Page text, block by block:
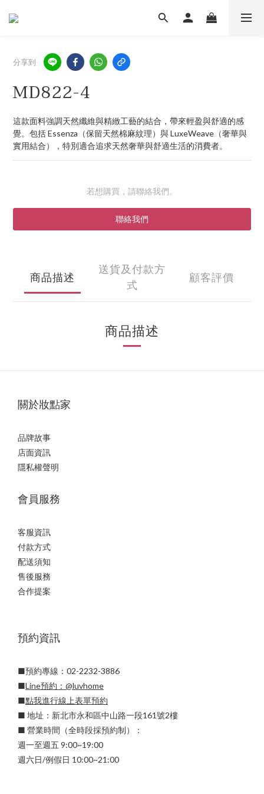
分享到
MD822-4
這款面料強調天然纖維與精緻工藝的結合，帶來輕盈與舒適的感
覺。包括 Essenza（保留天然棉麻紋理）與 LuxeWeave（奢華與
實用結合），特別適合追求天然奢華與舒適生活的消費者。
若想購買，請聯絡我們。
聯絡我們
商品描述
送貨及付款方
式
顧客評價
商品描述
關於妝點家
品牌故事
店面資訊
隱私權聲明
會員服務
客服資訊
付款方式
配送須知
售後服務
合作提案
預約資訊
■預約專線：02-2232-3886
■Line預約： @luvhome
■點我進行線上表單預約
■ 地址：新北市永和區中山路一段161號2樓
■ 營業時間（全時段採預約制）：
週一至週五 9:00~19:00
週六日/例假日 10:00~21:00